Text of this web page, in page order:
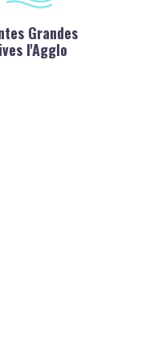
Grandes
l'Agglo